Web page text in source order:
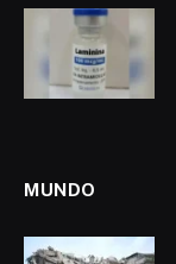
MUNDO